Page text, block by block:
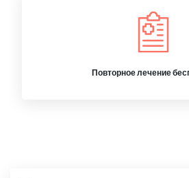
Повторное лечение